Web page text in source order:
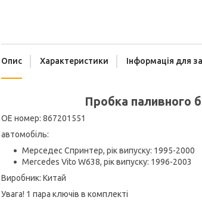
Опис Характеристики Інформація для
Пробка паливного
OE номер: 867201551
автомобіль:
Мерседес Спринтер, рік випуску: 1995-2000
Mercedes Vito W638, рік випуску: 1996-2003
Виробник: Китай
Увага! 1 пара ключів в комплекті